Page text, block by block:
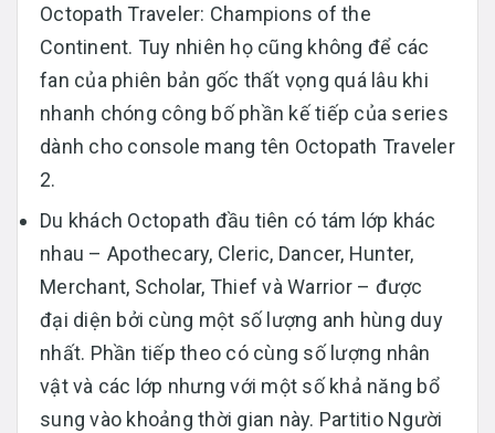
Octopath Traveler: Champions of the
Continent. Tuy nhiên họ cũng không để các
fan của phiên bản gốc thất vọng quá lâu khi
nhanh chóng công bố phần kế tiếp của series
dành cho console mang tên Octopath Traveler
2.
Du khách Octopath đầu tiên có tám lớp khác
nhau – Apothecary, Cleric, Dancer, Hunter,
Merchant, Scholar, Thief và Warrior – được
đại diện bởi cùng một số lượng anh hùng duy
nhất. Phần tiếp theo có cùng số lượng nhân
vật và các lớp nhưng với một số khả năng bổ
sung vào khoảng thời gian này. Partitio Người